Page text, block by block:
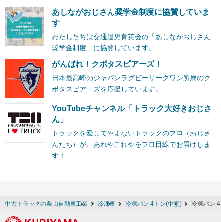
あしながおじさん奨学金制度に協賛していま
す
わたしたちは交通遺児育英会の「あしながおじさん
奨学金制度」に協賛しています。
がんばれ！クボタスピアーズ！
日本最高峰のジャパンラグビーリーグワン所属のク
ボタスピアーズを応援しています。
YouTubeチャンネル「トラック大好きおじさ
ん」
トラックを愛してやまないトラックのプロ（おじさ
んたち）が、あれやこれやをプロ目線でお届けしま
す！
中古トラックの栗山自動車工業 冷凍車 冷凍バン 4トン(中型) 冷凍バン